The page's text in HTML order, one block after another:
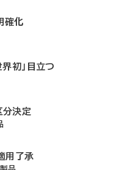
確化
界初」目立つ
分決定
用了承